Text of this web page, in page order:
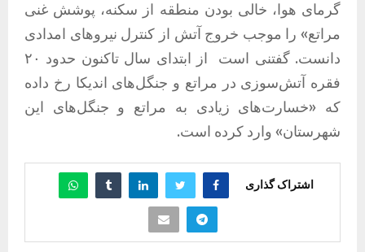
گرمای هوا، خالی بودن منطقه از سکنه، پوشش غنی
مراتع» را موجب خروج آتش از کنترل نیروهای امدادی
دانست. گفتنی است
از ابتدای سال تاکنون حدود ۲۰
فقره آتش‌سوزی در مراتع و جنگل‌های اندیکا رخ داده
که «خسارت‌های زیادی به مراتع و جنگل‌های این
شهرستان» وارد کرده است.
اشتراک گذاری